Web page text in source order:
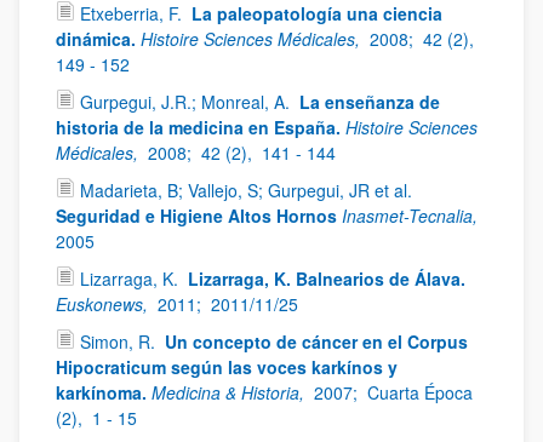
Etxeberria, F. La paleopatología una ciencia
dinámica. Histoire Sciences Médicales, 2008; 42 (2),
149 - 152
Gurpegui, J.R.; Monreal, A. La enseñanza de
historia de la medicina en España. Histoire Sciences
Médicales, 2008; 42 (2), 141 - 144
Madarieta, B; Vallejo, S; Gurpegui, JR et al.
Seguridad e Higiene Altos Hornos Inasmet-Tecnalia,
2005
Lizarraga, K. Lizarraga, K. Balnearios de Álava.
Euskonews, 2011; 2011/11/25
Simon, R. Un concepto de cáncer en el Corpus
Hipocraticum según las voces karkínos y
karkínoma. Medicina & Historia, 2007; Cuarta Época
(2), 1 - 15